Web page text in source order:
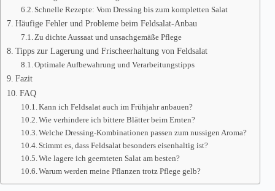
Schnelle Rezepte: Vom Dressing bis zum kompletten Salat
Häufige Fehler und Probleme beim Feldsalat-Anbau
Zu dichte Aussaat und unsachgemäße Pflege
Tipps zur Lagerung und Frischeerhaltung von Feldsalat
Optimale Aufbewahrung und Verarbeitungstipps
Fazit
FAQ
Kann ich Feldsalat auch im Frühjahr anbauen?
Wie verhindere ich bittere Blätter beim Ernten?
Welche Dressing-Kombinationen passen zum nussigen Aroma?
Stimmt es, dass Feldsalat besonders eisenhaltig ist?
Wie lagere ich geernteten Salat am besten?
Warum werden meine Pflanzen trotz Pflege gelb?